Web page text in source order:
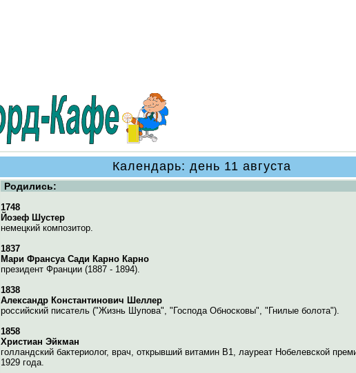
Календарь: день 11 августа
Родились:
1748
Йозеф Шустер
немецкий композитор.
1837
Мари Франсуа Сади Карно Карно
президент Франции (1887 - 1894).
1838
Александр Константинович Шеллер
российский писатель ("Жизнь Шупова", "Господа Обносковы", "Гнилые болота").
1858
Христиан Эйкман
голландский бактериолог, врач, открывший витамин B1, лауреат Нобелевской
1929 года.